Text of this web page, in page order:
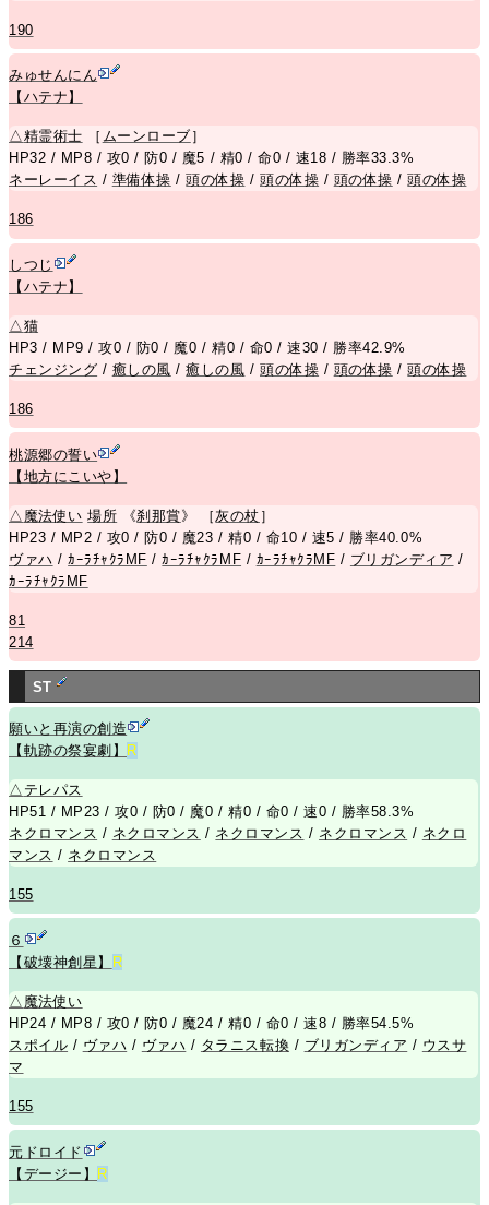
190
みゅせんにん
【ハテナ】
△精霊術士 ［ ムーンローブ ］
HP32 / MP8 / 攻0 / 防0 / 魔5 / 精0 / 命0 / 速18 / 勝率33.3%
ネーレーイス / 準備体操 /頭の体操 / 頭の体操 / 頭の体操 /頭の体操
186
しつじ
【ハテナ】
△猫
HP3 / MP9 / 攻0 / 防0 / 魔0 / 精0 / 命0 / 速30 / 勝率42.9%
チェンジング / 癒しの風 /癒しの風 / 頭の体操 / 頭の体操 /頭の体操
186
桃源郷の誓い
【地方にこいや】
△ 魔法使い 場所 《刹那賞》 ［灰の杖 ］
HP23 / MP2 / 攻0 / 防0 / 魔23 / 精0 / 命10 / 速5 / 勝率40.0%
ヴァハ /ｶｰﾗﾁｬｸﾗMF /ｶｰﾗﾁｬｸﾗMF / ｶｰﾗﾁｬｸﾗMF / ブリガンディア /
ｶｰﾗﾁｬｸﾗMF
81
214
ST
願いと再演の創造
【軌跡の祭宴劇】
R
△ テレパス
HP51 / MP23 / 攻0 / 防0 / 魔0 / 精0 / 命0 / 速0 / 勝率58.3%
ネクロマンス / ネクロマンス / ネクロマンス / ネクロマンス / ネクロ
マンス / ネクロマンス
155
６
【破壊神創星】
R
△ 魔法使い
HP24 / MP8 / 攻0 / 防0 / 魔24 / 精0 / 命0 / 速8 / 勝率54.5%
スポイル / ヴァハ / ヴァハ / タラニス転換 / ブリガンディア / ウスサ
マ
155
元ドロイド
【デージー】 R